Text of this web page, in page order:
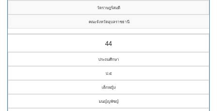
วัดราษฎร์สมดี
คณะจังหวัดอุบลราชธานี
44
ประถมศึกษา
ป.๕
เด็กหญิง
มนญ์ญพัชญ์